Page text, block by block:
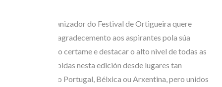
O Comité Organizador do Festival de Ortigueira quere
expresar o seu agradecemento aos aspirantes pola súa
participación no certame e destacar o alto nivel de todas as
propostas recibidas nesta edición desde lugares tan
afastados como Portugal, Bélxica ou Arxentina, pero unidos